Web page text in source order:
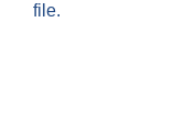
file.